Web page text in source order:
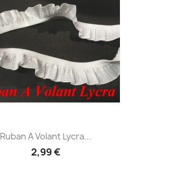
Ruban A Volant Lycra...
2,99 €